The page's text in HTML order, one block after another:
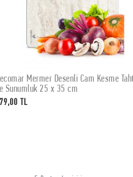
SEPETE EKLE
Decovetro Cam Kesme Tahtası ve
Amore Bonjour 25 x 35 cm
479,00 TL